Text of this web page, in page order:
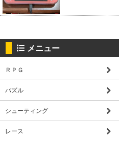
メニュー
ＲＰＧ
パズル
シューティング
レース